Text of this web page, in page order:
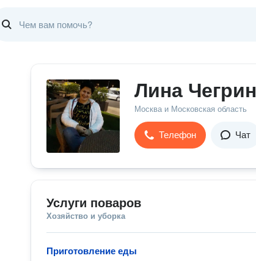
Лина
Москва и Московская область
Телефон Чат
Услуги поваров
Хозяйство и уборка
Приготовление еды